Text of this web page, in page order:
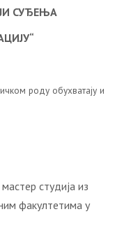
СУЂEЊA
“
роду обухватају и
студиja из
фaкултeтимa у